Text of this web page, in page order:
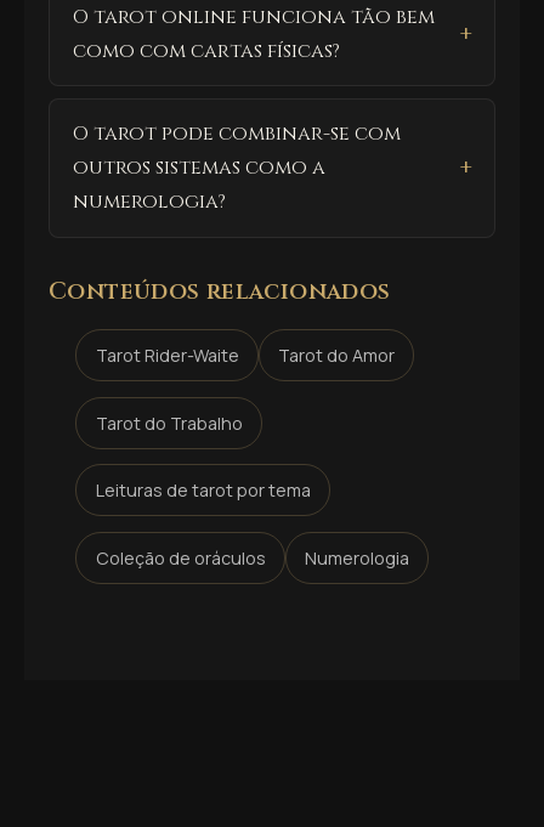
O tarot online funciona tão bem
como com cartas físicas?
O tarot pode combinar-se com
outros sistemas como a
numerologia?
Conteúdos relacionados
Tarot Rider-Waite Tarot do Amor
Tarot do Trabalho
Leituras de tarot por tema
Coleção de oráculos Numerologia